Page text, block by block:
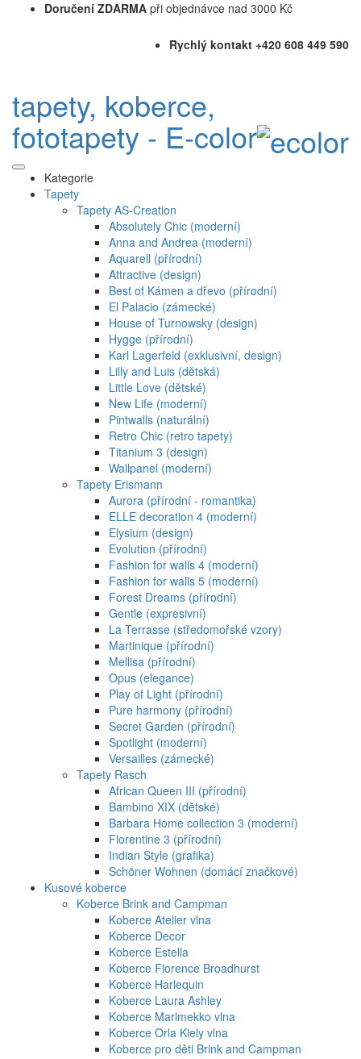
Doručení ZDARMA při objednávce nad 3000 Kč
Rychlý kontakt +420 608 449 590
tapety, koberce,
fototapety - E-color
Kategorie
Tapety
Tapety AS-Creation
Absolutely Chic (moderní)
Anna and Andrea (moderní)
Aquarell (přírodní)
Attractive (design)
Best of Kámen a dřevo (přírodní)
El Palacio (zámecké)
House of Turnowsky (design)
Hygge (přírodní)
Karl Lagerfeld (exklusivní, design)
Lilly and Luis (dětská)
Little Love (dětské)
New Life (moderní)
Pintwalls (naturální)
Retro Chic (retro tapety)
Titanium 3 (design)
Wallpanel (moderní)
Tapety Erismann
Aurora (přírodní - romantika)
ELLE decoration 4 (moderní)
Elysium (design)
Evolution (přírodní)
Fashion for walls 4 (moderní)
Fashion for walls 5 (moderní)
Forest Dreams (přírodní)
Gentle (expresivní)
La Terrasse (středomořské vzory)
Martinique (přírodní)
Mellisa (přírodní)
Opus (elegance)
Play of Light (přírodní)
Pure harmony (přírodní)
Secret Garden (přírodní)
Spotlight (moderní)
Versailles (zámecké)
Tapety Rasch
African Queen III (přírodní)
Bambino XIX (dětské)
Barbara Home collection 3 (moderní)
Florentine 3 (přírodní)
Indian Style (grafika)
Schöner Wohnen (domácí značkové)
Kusové koberce
Koberce Brink and Campman
Koberce Atelier vlna
Koberce Decor
Koberce Estella
Koberce Florence Broadhurst
Koberce Harlequin
Koberce Laura Ashley
Koberce Marimekko vlna
Koberce Orla Kiely vlna
Koberce pro děti Brink and Campman